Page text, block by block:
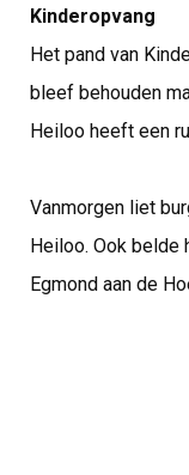
Kinderopvang
Het pand van
bleef behouden
Heiloo heeft een
Vanmorgen liet
Heiloo. Ook belde
Egmond aan de